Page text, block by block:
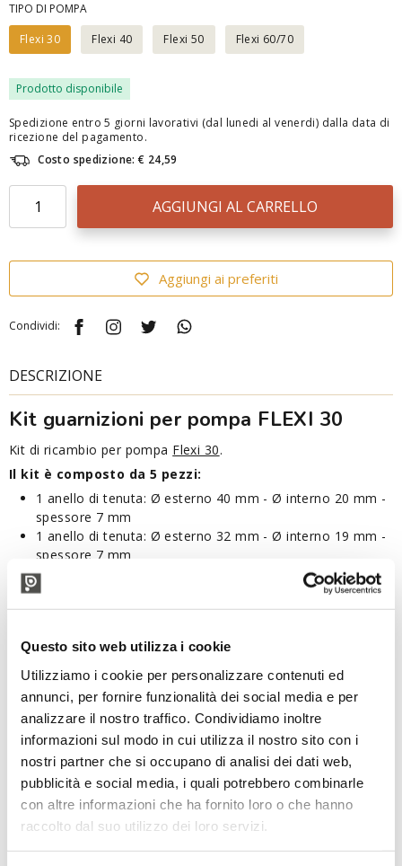
Questo sito web utilizza i cookie
Utilizziamo i cookie per personalizzare contenuti ed
annunci, per fornire funzionalità dei social media e per
analizzare il nostro traffico. Condividiamo inoltre
informazioni sul modo in cui utilizza il nostro sito con i
nostri partner che si occupano di analisi dei dati web,
pubblicità e social media, i quali potrebbero combinarle
con altre informazioni che ha fornito loro o che hanno
raccolto dal suo utilizzo dei loro servizi.
TIPO DI POMPA
Flexi 30
Flexi 40 Flexi 50 Flexi 60/70
Prodotto disponibile
Spedizione entro 5 giorni lavorativi (dal lunedi al venerdi) dalla data di
ricezione del pagamento.
Costo spedizione: € 24,59
AGGIUNGI AL CARRELLO
Aggiungi ai preferiti
Condividi:
DESCRIZIONE
Kit guarnizioni per pompa FLEXI 30
Kit di ricambio per pompa Flexi 30.
Il kit è composto da 5 pezzi:
1 anello di tenuta: Ø esterno 40 mm - Ø interno 20 mm -
spessore 7 mm
1 anello di tenuta: Ø esterno 32 mm - Ø interno 19 mm -
spessore 7 mm
1 Oring: Ø 41 mm - spessore 1,6 mm
2 Oring: Ø 89 mm -spessore 1,6 mm
PRODOTTI CORRELATI